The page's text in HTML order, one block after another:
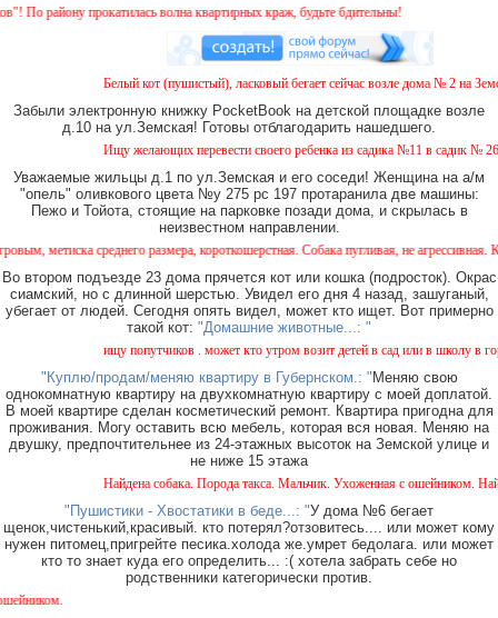
волна квартирных краж, будьте бдительны!
Белый кот (пушистый), ласковый бегает сейчас возле дома № 2 на Земской.
Забыли электронную книжку PocketBook на детской площадке возле
д.10 на ул.Земская! Готовы отблагодарить нашедшего.
Ищу желающих перевести своего ребенка из садика №11 в садик № 26.
Уважаемые жильцы д.1 по ул.Земская и его соседи! Женщина на а/м
"опель" оливкового цвета №у 275 рс 197 протаранила две машины:
Пежо и Тойота, стоящие на парковке позади дома, и скрылась в
неизвестном направлении.
размера, короткошерстная. Собака пугливая, не агрессивная. Кто видел,
Во втором подъезде 23 дома прячется кот или кошка (подросток). Окрас
сиамский, но с длинной шерстью. Увидел его дня 4 назад, зашуганый,
убегает от людей. Сегодня опять видел, может кто ищет. Вот примерно
такой кот: "Домашние животные...: "
ищу попутчиков . может кто утром возит детей в сад или в школу в город
"Куплю/продам/меняю квартиру в Губернском.: " Меняю свою
однокомнатную квартиру на двухкомнатную квартиру с моей доплатой.
В моей квартире сделан косметический ремонт. Квартира пригодна для
проживания. Могу оставить всю мебель, которая вся новая. Меняю на
двушку, предпочтительнее из 24-этажных высоток на Земской улице и
не ниже 15 этажа
Найдена собака. Порода такса. Мальчик. Ухоженная с ошейником. Найдена
"Пушистики - Хвостатики в беде...: "У дома №6 бегает
щенок,чистенький,красивый. кто потерял?отзовитесь.... или может кому
нужен питомец,пригрейте песика.холода же.умрет бедолага. или может
кто то знает куда его определить... :( хотела забрать себе но
родственники категорически против.